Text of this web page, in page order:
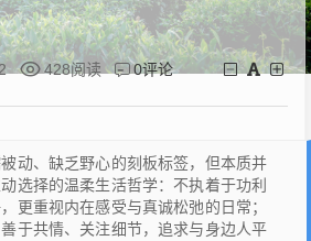
428阅读 0评论
动、缺乏野心的刻板标签，但本质并
选择的温柔生活哲学：不执着于功利
更重视内在感受与真诚松弛的日常；
于共情、关注细节，追求与身边人平